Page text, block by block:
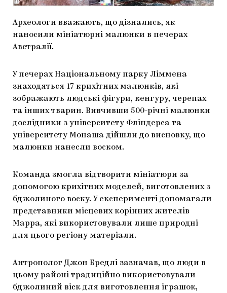
CARPATHIAN CULT ПРО РІЗДВЯНІ СВЯТА
Археологи вважають, що дізнались, як
наносили мініатюрні малюнки в печерах
Австралії.
У печерах Національному парку Ліммена
знаходяться 17 крихітних малюнків, які
зображають людські фігури, кенгуру, черепах
та інших тварин. Вивчивши 500-річні малюнки
дослідники з університету Фліндерса та
університету Монаша дійшли до висновку, що
малюнки нанесли воском.
Команда змогла відтворити мініатюри за
допомогою крихітних моделей, виготовлених з
бджолиного воску. У експерименті допомагали
представники місцевих корінних жителів
Марра, які використовували лише природні
для цього регіону матеріали.
Антрополог Джон Бредлі зазначав, що люди в
цьому районі традиційно використовували
бджолиний віск для виготовлення іграшок,